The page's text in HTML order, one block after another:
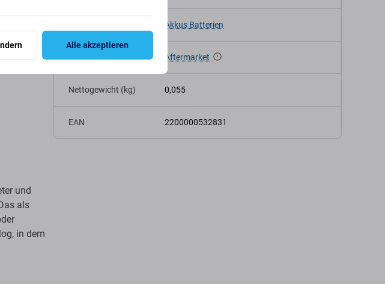
Kapazität
und
als
in dem
Akkus Batterien
Aftermarket
Nettogewicht (kg) 0,055
EAN 2200000532831
Alle akzeptieren